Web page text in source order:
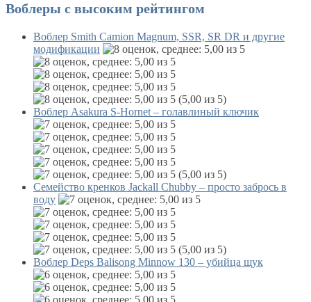
Воблеры с высоким рейтингом
Воблер Smith Camion Magnum, SSR, SR DR и другие
модификации
(5,00 из 5)
Воблер Asakura S-Hornet – голавлиный ключик
(5,00 из 5)
Семейство кренков Jackall Chubby – просто забрось в
воду
(5,00 из 5)
Воблер Deps Balisong Minnow 130 – убийца щук